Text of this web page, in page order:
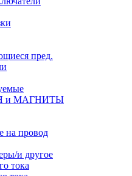
пред.
и МАГНИТЫ
на провод
и другое
тока